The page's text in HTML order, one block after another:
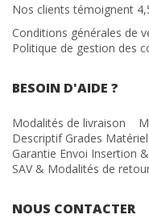
Nos clients témoignent 4,5/
Conditions générales de
Politique de gestion des
BESOIN D'AIDE ?
Modalités de livraison
Descriptif Grades
Garantie Envoi Insertion
SAV & Modalités de
NOUS CONTACTER